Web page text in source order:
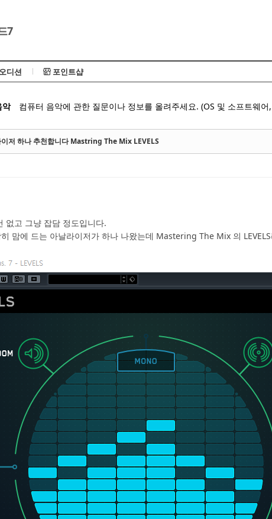
7
오디션 포인트샵
악 컴퓨터 음악에 관한 질문이나 정보를 올려주세요. (OS 및 소프트웨
이저 하나 추천합니다 Mastring The Mix LEVELS
없고 그냥 잡담 정도입니다.
맘에 드는 아날라이저가 하나 나왔는데 Mastering The Mix 의